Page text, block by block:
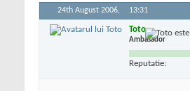
24th August 2006, 13:31
Toto
Ambasador
Reputatie: